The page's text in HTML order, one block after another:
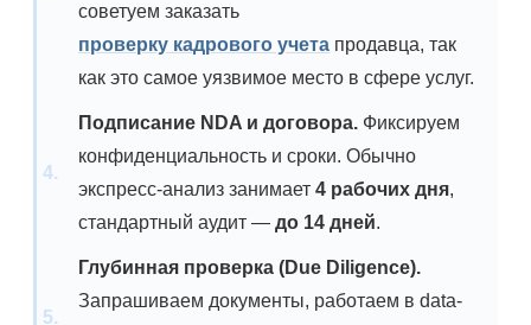
советуем заказать
проверку кадрового учета продавца, так
как это самое уязвимое место в сфере услуг.
Подписание NDA и договора. Фиксируем
конфиденциальность и сроки. Обычно
экспресс-анализ занимает 4 рабочих дня,
стандартный аудит — до 14 дней.
Глубинная проверка (Due Diligence).
Запрашиваем документы, работаем в data-